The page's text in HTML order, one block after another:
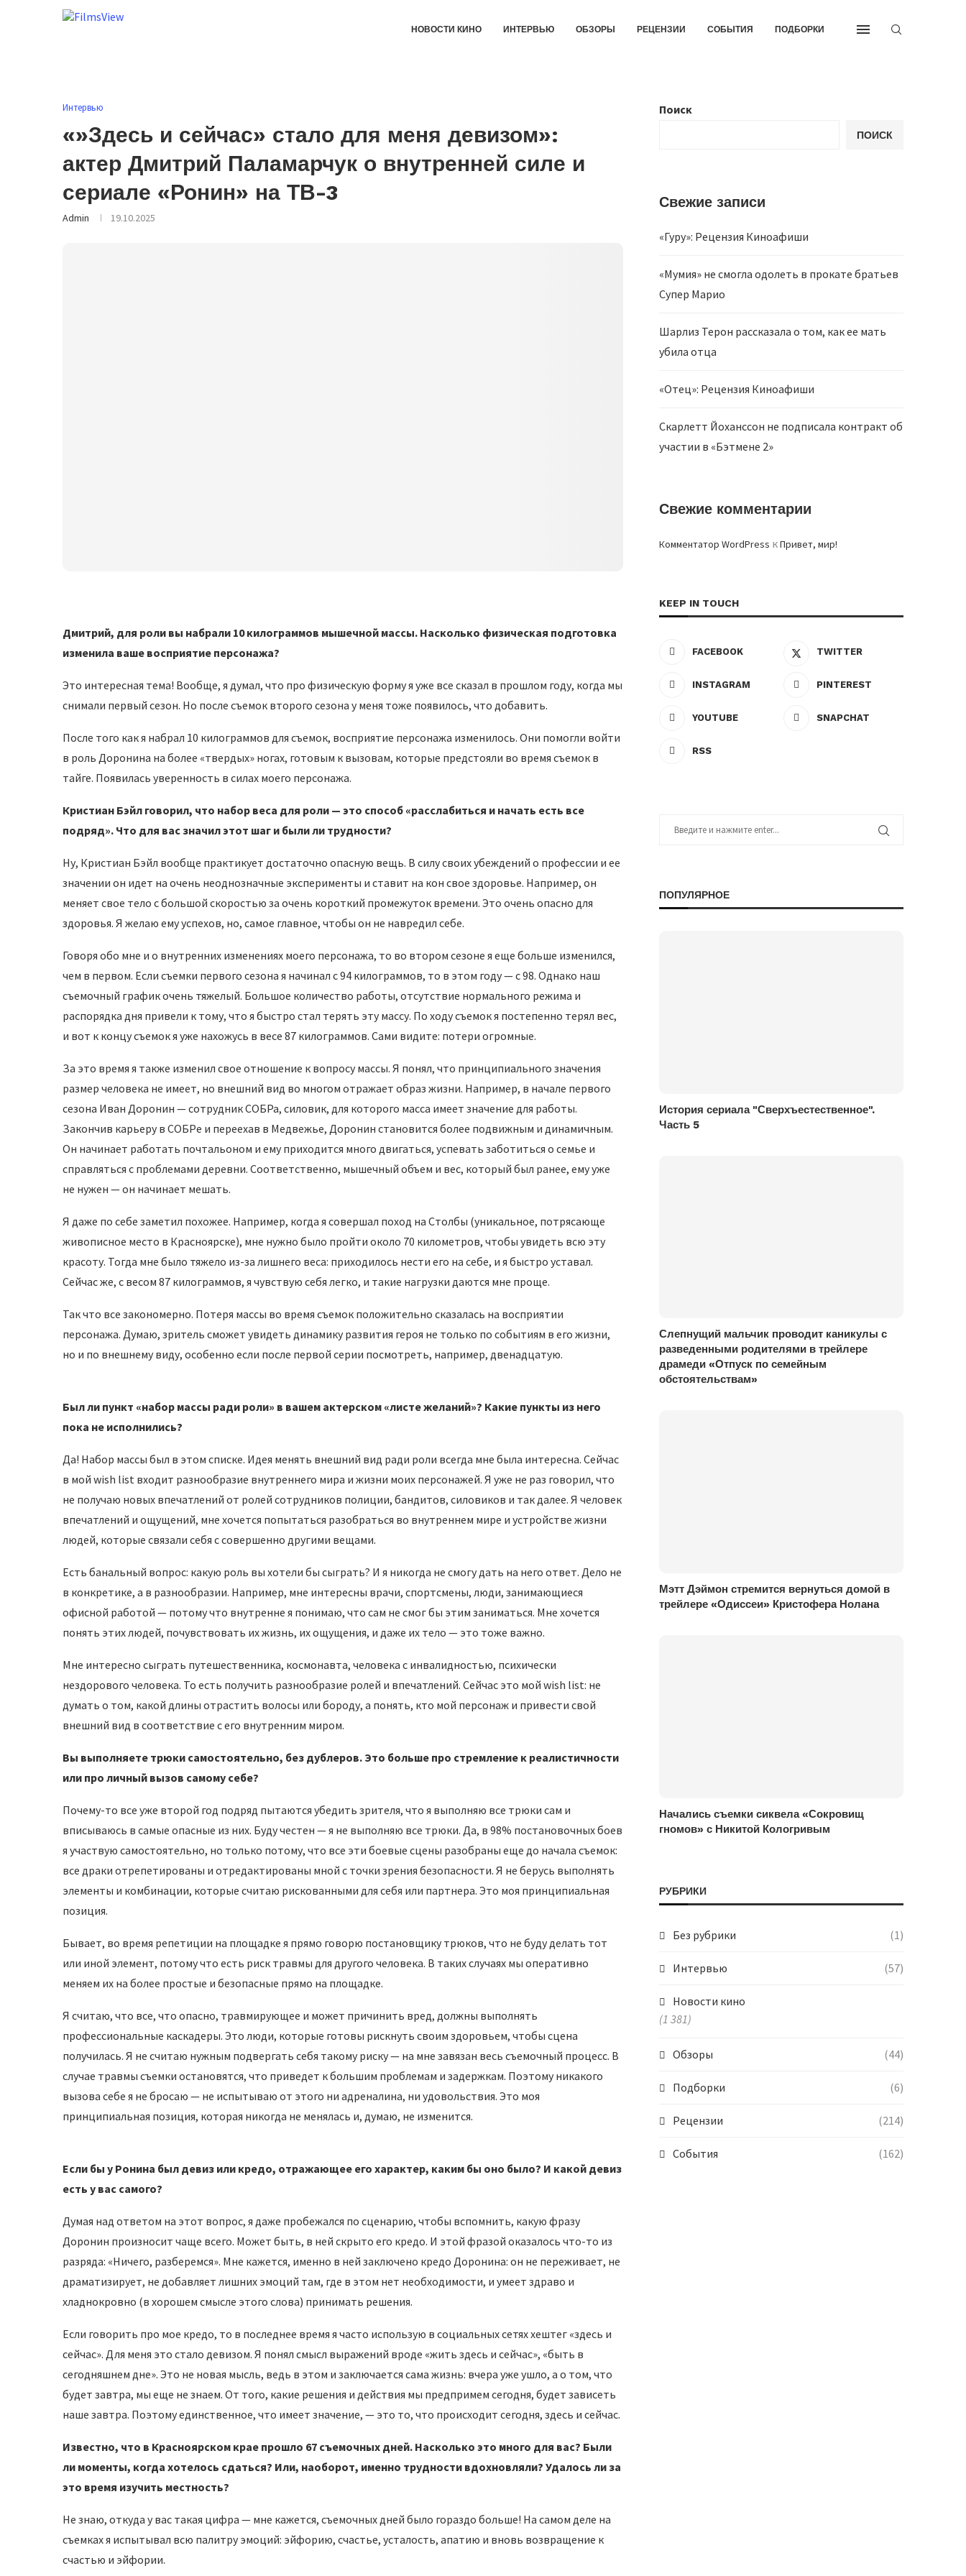
НОВОСТИ КИНО ИНТЕРВЬЮ ОБЗОРЫ РЕЦЕНЗИИ СОБЫТИЯ ПОДБОРКИ
Интервью
«»Здесь и сейчас» стало для меня девизом»:
актер Дмитрий Паламарчук о внутренней силе и
сериале «Ронин» на ТВ-3
Admin 19.10.2025
Дмитрий, для роли вы набрали 10 килограммов мышечной массы. Насколько физическая подготовка
изменила ваше восприятие персонажа?
Это интересная тема! Вообще, я думал, что про физическую форму я уже все сказал в прошлом году, когда мы
снимали первый сезон. Но после съемок второго сезона у меня тоже появилось, что добавить.
После того как я набрал 10 килограммов для съемок, восприятие персонажа изменилось. Они помогли войти
в роль Доронина на более «твердых» ногах, готовым к вызовам, которые предстояли во время съемок в
тайге. Появилась уверенность в силах моего персонажа.
Кристиан Бэйл говорил, что набор веса для роли — это способ «расслабиться и начать есть все
подряд». Что для вас значил этот шаг и были ли трудности?
Ну, Кристиан Бэйл вообще практикует достаточно опасную вещь. В силу своих убеждений о профессии и ее
значении он идет на очень неоднозначные эксперименты и ставит на кон свое здоровье. Например, он
меняет свое тело с большой скоростью за очень короткий промежуток времени. Это очень опасно для
здоровья. Я желаю ему успехов, но, самое главное, чтобы он не навредил себе.
Говоря обо мне и о внутренних изменениях моего персонажа, то во втором сезоне я еще больше изменился,
чем в первом. Если съемки первого сезона я начинал с 94 килограммов, то в этом году — с 98. Однако наш
съемочный график очень тяжелый. Большое количество работы, отсутствие нормального режима и
распорядка дня привели к тому, что я быстро стал терять эту массу. По ходу съемок я постепенно терял вес,
и вот к концу съемок я уже нахожусь в весе 87 килограммов. Сами видите: потери огромные.
За это время я также изменил свое отношение к вопросу массы. Я понял, что принципиального значения
размер человека не имеет, но внешний вид во многом отражает образ жизни. Например, в начале первого
сезона Иван Доронин — сотрудник СОБРа, силовик, для которого масса имеет значение для работы.
Закончив карьеру в СОБРе и переехав в Медвежье, Доронин становится более подвижным и динамичным.
Он начинает работать почтальоном и ему приходится много двигаться, успевать заботиться о семье и
справляться с проблемами деревни. Соответственно, мышечный объем и вес, который был ранее, ему уже
не нужен — он начинает мешать.
Я даже по себе заметил похожее. Например, когда я совершал поход на Столбы (уникальное, потрясающе
живописное место в Красноярске), мне нужно было пройти около 70 километров, чтобы увидеть всю эту
красоту. Тогда мне было тяжело из-за лишнего веса: приходилось нести его на себе, и я быстро уставал.
Сейчас же, с весом 87 килограммов, я чувствую себя легко, и такие нагрузки даются мне проще.
Так что все закономерно. Потеря массы во время съемок положительно сказалась на восприятии
персонажа. Думаю, зритель сможет увидеть динамику развития героя не только по событиям в его жизни,
но и по внешнему виду, особенно если после первой серии посмотреть, например, двенадцатую.
Был ли пункт «набор массы ради роли» в вашем актерском «листе желаний»? Какие пункты из него
пока не исполнились?
Да! Набор массы был в этом списке. Идея менять внешний вид ради роли всегда мне была интересна. Сейчас
в мой wish list входит разнообразие внутреннего мира и жизни моих персонажей. Я уже не раз говорил, что
не получаю новых впечатлений от ролей сотрудников полиции, бандитов, силовиков и так далее. Я человек
впечатлений и ощущений, мне хочется попытаться разобраться во внутреннем мире и устройстве жизни
людей, которые связали себя с совершенно другими вещами.
Есть банальный вопрос: какую роль вы хотели бы сыграть? И я никогда не смогу дать на него ответ. Дело не
в конкретике, а в разнообразии. Например, мне интересны врачи, спортсмены, люди, занимающиеся
офисной работой — потому что внутренне я понимаю, что сам не смог бы этим заниматься. Мне хочется
понять этих людей, почувствовать их жизнь, их ощущения, и даже их тело — это тоже важно.
Мне интересно сыграть путешественника, космонавта, человека с инвалидностью, психически
нездорового человека. То есть получить разнообразие ролей и впечатлений. Сейчас это мой wish list: не
думать о том, какой длины отрастить волосы или бороду, а понять, кто мой персонаж и привести свой
внешний вид в соответствие с его внутренним миром.
Вы выполняете трюки самостоятельно, без дублеров. Это больше про стремление к реалистичности
или про личный вызов самому себе?
Почему-то все уже второй год подряд пытаются убедить зрителя, что я выполняю все трюки сам и
вписываюсь в самые опасные из них. Буду честен — я не выполняю все трюки. Да, в 98% постановочных боев
я участвую самостоятельно, но только потому, что все эти боевые сцены разобраны еще до начала съемок:
все драки отрепетированы и отредактированы мной с точки зрения безопасности. Я не берусь выполнять
элементы и комбинации, которые считаю рискованными для себя или партнера. Это моя принципиальная
позиция.
Бывает, во время репетиции на площадке я прямо говорю постановщику трюков, что не буду делать тот
или иной элемент, потому что есть риск травмы для другого человека. В таких случаях мы оперативно
меняем их на более простые и безопасные прямо на площадке.
Я считаю, что все, что опасно, травмирующее и может причинить вред, должны выполнять
профессиональные каскадеры. Это люди, которые готовы рискнуть своим здоровьем, чтобы сцена
получилась. Я не считаю нужным подвергать себя такому риску — на мне завязан весь съемочный процесс. В
случае травмы съемки остановятся, что приведет к большим проблемам и задержкам. Поэтому никакого
вызова себе я не бросаю — не испытываю от этого ни адреналина, ни удовольствия. Это моя
принципиальная позиция, которая никогда не менялась и, думаю, не изменится.
Если бы у Ронина был девиз или кредо, отражающее его характер, каким бы оно было? И какой девиз
есть у вас самого?
Думая над ответом на этот вопрос, я даже пробежался по сценарию, чтобы вспомнить, какую фразу
Доронин произносит чаще всего. Может быть, в ней скрыто его кредо. И этой фразой оказалось что-то из
разряда: «Ничего, разберемся». Мне кажется, именно в ней заключено кредо Доронина: он не переживает, не
драматизирует, не добавляет лишних эмоций там, где в этом нет необходимости, и умеет здраво и
хладнокровно (в хорошем смысле этого слова) принимать решения.
Если говорить про мое кредо, то в последнее время я часто использую в социальных сетях хештег «здесь и
сейчас». Для меня это стало девизом. Я понял смысл выражений вроде «жить здесь и сейчас», «быть в
сегодняшнем дне». Это не новая мысль, ведь в этом и заключается сама жизнь: вчера уже ушло, а о том, что
будет завтра, мы еще не знаем. От того, какие решения и действия мы предпримем сегодня, будет зависеть
наше завтра. Поэтому единственное, что имеет значение, — это то, что происходит сегодня, здесь и сейчас.
Известно, что в Красноярском крае прошло 67 съемочных дней. Насколько это много для вас? Были
ли моменты, когда хотелось сдаться? Или, наоборот, именно трудности вдохновляли? Удалось ли за
это время изучить местность?
Не знаю, откуда у вас такая цифра — мне кажется, съемочных дней было гораздо больше! На самом деле на
съемках я испытывал всю палитру эмоций: эйфорию, счастье, усталость, апатию и вновь возвращение к
счастью и эйфории.
Поиск
ПОИСК
Свежие записи
«Гуру»: Рецензия Киноафиши
«Мумия» не смогла одолеть в прокате братьев
Супер Марио
Шарлиз Терон рассказала о том, как ее мать
убила отца
«Отец»: Рецензия Киноафиши
Скарлетт Йоханссон не подписала контракт об
участии в «Бэтмене 2»
Свежие комментарии
Комментатор WordPress кПривет, мир!
KEEP IN TOUCH
FACEBOOK TWITTER
INSTAGRAM PINTEREST
YOUTUBE SNAPCHAT
RSS
ПОПУЛЯРНОЕ
История сериала "Сверхъестественное".
Часть 5
Слепнущий мальчик проводит каникулы с
разведенными родителями в трейлере
драмеди «Отпуск по семейным
обстоятельствам»
Мэтт Дэймон стремится вернуться домой в
трейлере «Одиссеи» Кристофера Нолана
Начались съемки сиквела «Сокровищ
гномов» с Никитой Кологривым
РУБРИКИ
Без рубрики (1)
Интервью (57)
Новости кино
(1 381)
Обзоры (44)
Подборки (6)
Рецензии (214)
События (162)